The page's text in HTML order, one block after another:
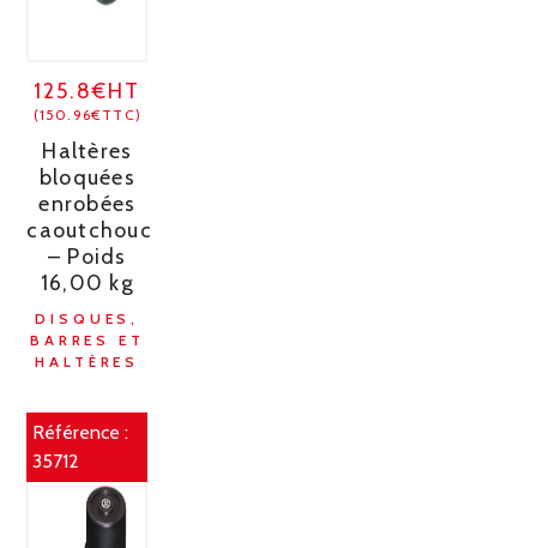
125.8€HT
(150.96€TTC)
Haltères
bloquées
enrobées
caoutchouc
– Poids
16,00 kg
DISQUES,
BARRES ET
HALTÈRES
Référence :
35712